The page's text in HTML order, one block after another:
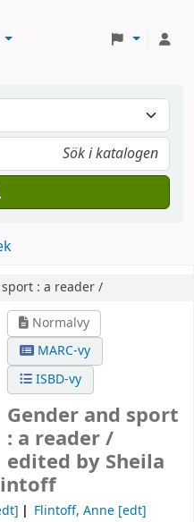
: a reader /
Normalvy
MARC-vy
ISBD-vy
Gender and sport
: a reader /
edited by Sheila
Flintoff, Anne [edt]